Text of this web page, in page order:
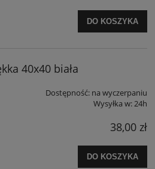
DO KOSZYKA
40x40 biała
Dostępność: na wyczerpaniu
Wysyłka w:24h
38,00 zł
DO KOSZYKA